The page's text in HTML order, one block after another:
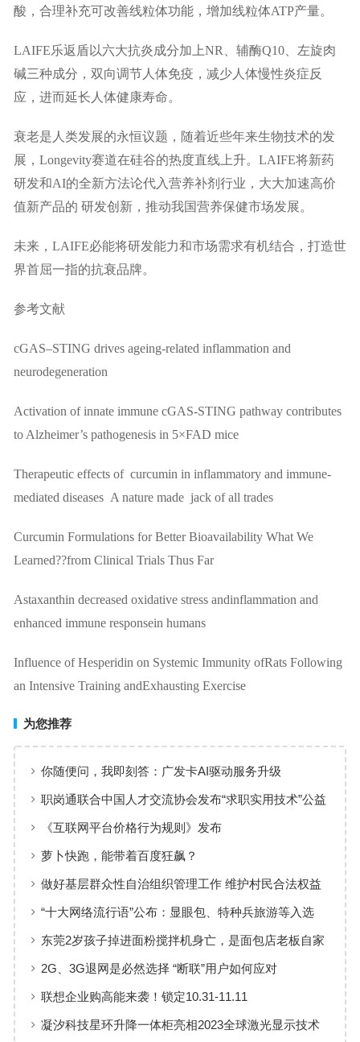
酸，合理补充可改善线粒体功能，增加线粒体ATP产量。
LAIFE乐返盾以六大抗炎成分加上NR、辅酶Q10、左旋肉
碱三种成分，双向调节人体免疫，减少人体慢性炎症反
应，进而延长人体健康寿命。
衰老是人类发展的永恒议题，随着近些年来生物技术的发
展，Longevity赛道在硅谷的热度直线上升。LAIFE将新药
研发和AI的全新方法论代入营养补剂行业，大大加速高价
值新产品的 研发创新，推动我国营养保健市场发展。
未来，LAIFE必能将研发能力和市场需求有机结合，打造世
界首屈一指的抗衰品牌。
参考文献
cGAS–STING drives ageing-related inflammation and
neurodegeneration
Activation of innate immune cGAS-STING pathway contributes
to Alzheimer’s pathogenesis in 5×FAD mice
Therapeutic effects of curcumin in inflammatory and immune-
mediated diseases A nature made jack of all trades
Curcumin Formulations for Better Bioavailability What We
Learned??from Clinical Trials Thus Far
Astaxanthin decreased oxidative stress andinflammation and
enhanced immune responsein humans
Influence of Hesperidin on Systemic Immunity ofRats Following
an Intensive Training andExhausting Exercise
为您推荐
你随便问，我即刻答：广发卡AI驱动服务升级
职岗通联合中国人才交流协会发布“求职实用技术”公益
课程 服务国家高质量就业战略
《互联网平台价格行为规则》发布
萝卜快跑，能带着百度狂飙？
做好基层群众性自治组织管理工作 维护村民合法权益
“十大网络流行语”公布：显眼包、特种兵旅游等入选
东莞2岁孩子掉进面粉搅拌机身亡，是面包店老板自家
2G、3G退网是必然选择 “断联”用户如何应对
联想企业购高能来袭！锁定10.31-11.11
凝汐科技星环升降一体柜亮相2023全球激光显示技术